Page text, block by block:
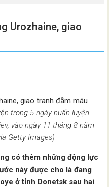
Urozhaine, giao
trong 5 ngày huấn luyện
vào ngày 11 tháng 8 năm
Getty Images)
có thêm những động lực
này được cho là đang
ở tỉnh Donetsk sau hai